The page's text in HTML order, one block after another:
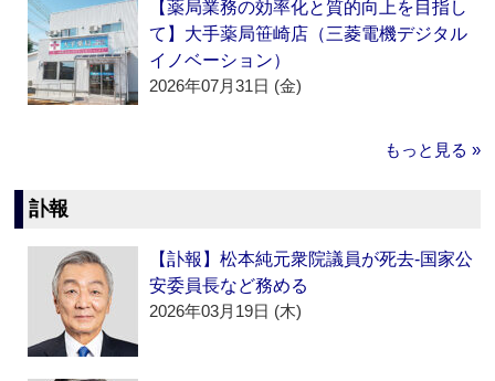
【薬局業務の効率化と質的向上を目指し
て】大手薬局笹崎店（三菱電機デジタル
イノベーション）
2026年07月31日 (金)
もっと見る »
訃報
【訃報】松本純元衆院議員が死去‐国家公
安委員長など務める
2026年03月19日 (木)